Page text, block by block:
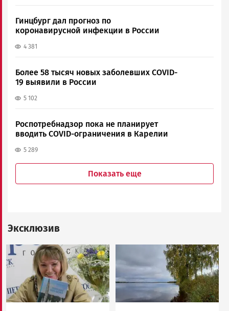
Гинцбург дал прогноз по
коронавирусной инфекции в России
4 381
Более 58 тысяч новых заболевших COVID-
19 выявили в России
5 102
Роспотребнадзор пока не планирует
вводить COVID-ограничения в Карелии
5 289
Показать еще
Эксклюзив
Image